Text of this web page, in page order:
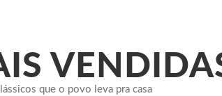
que o povo leva pra casa